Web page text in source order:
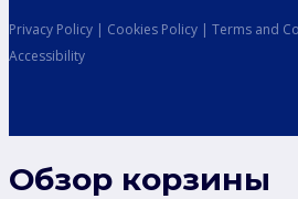
Privacy Policy | Cookies Policy | Terms and
Accessibility
Обзор корзины